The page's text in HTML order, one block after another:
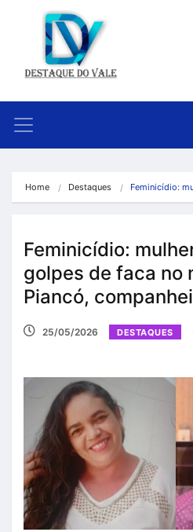
Home Destaques Feminicídio:
Feminicídio:
golpes de faca no
Piancó,
25/05/2026 DESTAQUES